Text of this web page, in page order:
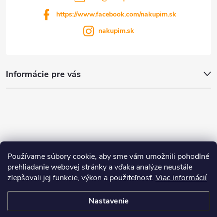
Používame súbory cookie, aby sme vám umožnili pohodlné
prehliadanie webovej stránky a vďaka analýze neustále
zlepšovali jej funkcie, výkon a použiteľnosť. Viac informácií
Nastavenie
Informácie pre vás
https://www.facebook.com/nakupim.sk
nakupim.sk
Copyright 2026